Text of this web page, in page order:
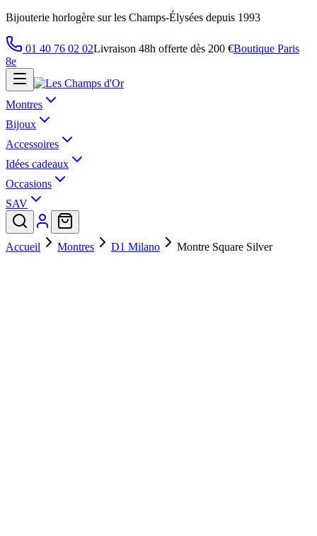
Bijouterie horlogère sur les Champs-Élysées depuis 1993
01 40 76 02 02Livraison 48h offerte dès 200 €Boutique Paris
8e
Montres
Bijoux
Accessoires
Idées cadeaux
Occasions
SAV
Accueil Montres D1 Milano Montre Square Silver